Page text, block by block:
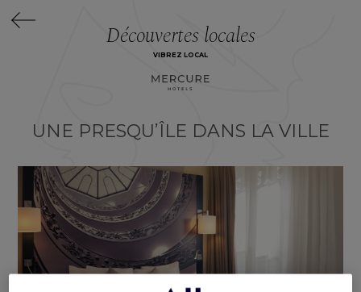
Découvertes locales
VIBREZ LOCAL
UNE PRESQU’ÎLE DANS LA VILLE